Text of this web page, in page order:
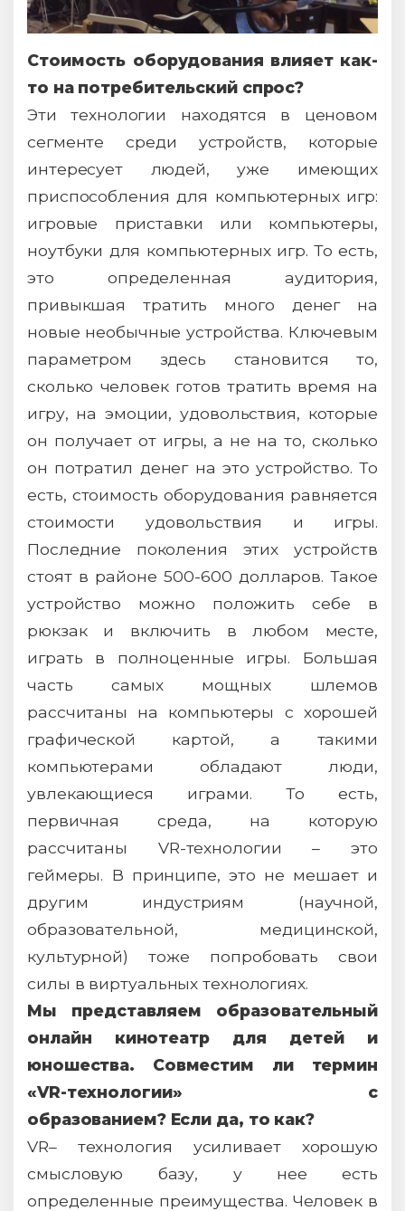
Стоимость оборудования влияет как-
то на потребительский спрос?
Эти технологии находятся в ценовом
сегменте среди устройств, которые
интересует людей, уже имеющих
приспособления для компьютерных игр:
игровые приставки или компьютеры,
ноутбуки для компьютерных игр. То есть,
это определенная аудитория,
привыкшая тратить много денег на
новые необычные устройства. Ключевым
параметром здесь становится то,
сколько человек готов тратить время на
игру, на эмоции, удовольствия, которые
он получает от игры, а не на то, сколько
он потратил денег на это устройство. То
есть, стоимость оборудования равняется
стоимости удовольствия и игры.
Последние поколения этих устройств
стоят в районе 500-600 долларов. Такое
устройство можно положить себе в
рюкзак и включить в любом месте,
играть в полноценные игры. Большая
часть самых мощных шлемов
рассчитаны на компьютеры с хорошей
графической картой, а такими
компьютерами обладают люди,
увлекающиеся играми. То есть,
первичная среда, на которую
рассчитаны VR-технологии – это
геймеры. В принципе, это не мешает и
другим индустриям (научной,
образовательной, медицинской,
культурной) тоже попробовать свои
силы в виртуальных технологиях.
Мы представляем образовательный
онлайн кинотеатр для детей и
юношества. Совместим ли термин
«VR-технологии» с
образованием? Если да, то как?
VR– технология усиливает хорошую
смысловую базу, у нее есть
определенные преимущества. Человек в